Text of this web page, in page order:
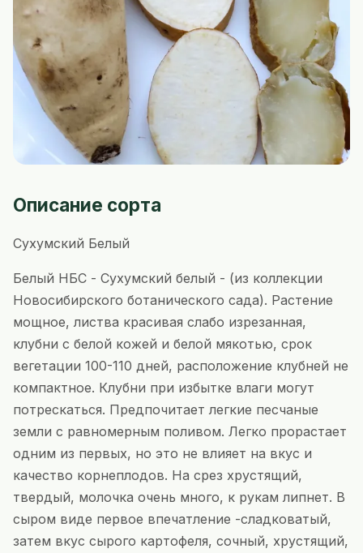
Описание сорта
Сухумский Белый
Белый НБС - Сухумский белый - (из коллекции
Новосибирского ботанического сада). Растение
мощное, листва красивая слабо изрезанная,
клубни с белой кожей и белой мякотью, срок
вегетации 100-110 дней, расположение клубней не
компактное. Клубни при избытке влаги могут
потрескаться. Предпочитает легкие песчаные
земли с равномерным поливом. Легко прорастает
одним из первых, но это не влияет на вкус и
качество корнеплодов. На срез хрустящий,
твердый, молочка очень много, к рукам липнет. В
сыром виде первое впечатление -сладковатый,
затем вкус сырого картофеля, сочный, хрустящий,